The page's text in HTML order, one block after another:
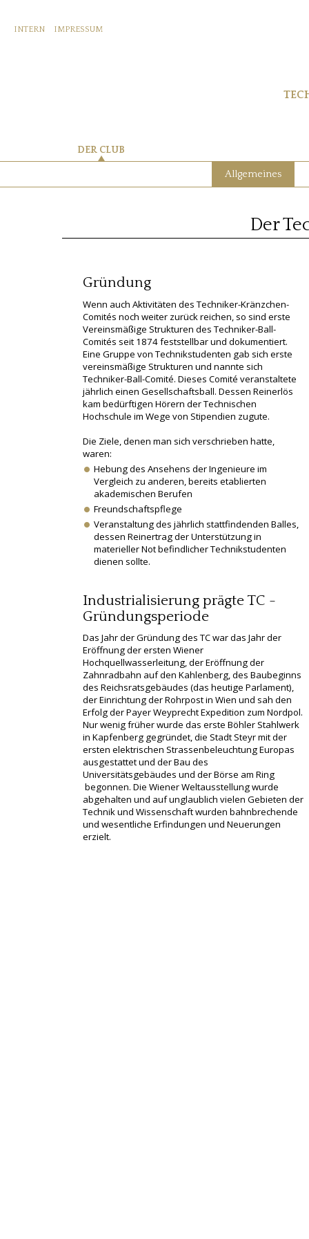
INTERN IMPRESSUM
DER CLUB
Allgemeines
Der
Gründung
Wenn auch Aktivitäten des Techniker-Kränzchen-
Comités noch weiter zurück reichen, so sind erste
Vereinsmäßige Strukturen des Techniker-Ball-
Comités seit 1874 feststellbar und dokumentiert.
Eine Gruppe von Technikstudenten gab sich erste
vereinsmäßige Strukturen und nannte sich
Techniker-Ball-Comité. Dieses Comité veranstaltete
jährlich einen Gesellschaftsball. Dessen Reinerlös
kam bedürftigen Hörern der Technischen
Hochschule im Wege von Stipendien zugute.
Die Ziele, denen man sich verschrieben hatte,
waren:
Hebung des Ansehens der Ingenieure im
Vergleich zu anderen, bereits etablierten
akademischen Berufen
Freundschaftspflege
Veranstaltung des jährlich stattfindenden Balles,
dessen Reinertrag der Unterstützung in
materieller Not befindlicher Technikstudenten
dienen sollte.
Industrialisierung prägte TC -
Gründungsperiode
Das Jahr der Gründung des TC war das Jahr der
Eröffnung der ersten Wiener
Hochquellwasserleitung, der Eröffnung der
Zahnradbahn auf den Kahlenberg, des Baubeginns
des Reichsratsgebäudes (das heutige Parlament),
der Einrichtung der Rohrpost in Wien und sah den
Erfolg der Payer Weyprecht Expedition zum Nordpol.
Nur wenig früher wurde das erste Böhler Stahlwerk
in Kapfenberg gegründet, die Stadt Steyr mit der
ersten elektrischen Strassenbeleuchtung Europas
ausgestattet und der Bau des
Universitätsgebäudes und der Börse am Ring
begonnen. Die Wiener Weltausstellung wurde
abgehalten und auf unglaublich vielen Gebieten der
Technik und Wissenschaft wurden bahnbrechende
und wesentliche Erfindungen und Neuerungen
erzielt.